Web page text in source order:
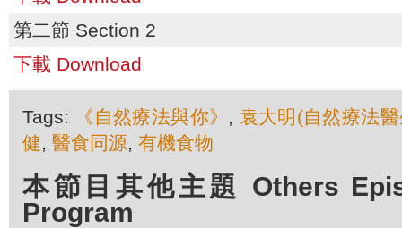
第二節 Section 2
下載 Download
Tags: 《自然療法與你》 , 袁大明(自然療法
健, 醫食同源, 有機食物
本節目其他主題 Others
Program